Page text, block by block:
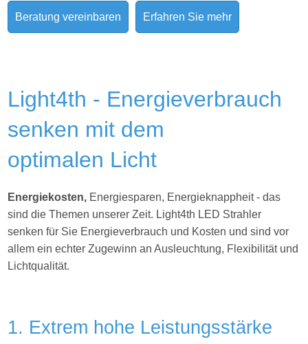
Beratung vereinbaren Erfahren Sie mehr
Light4th - Energieverbrauch
senken mit dem
optimalen Licht
Energiekosten, Energiesparen, Energieknappheit - das
sind die Themen unserer Zeit. Light4th LED Strahler
senken für Sie Energieverbrauch und Kosten und sind vor
allem ein echter Zugewinn an Ausleuchtung, Flexibilität und
Lichtqualität.
1. Extrem hohe Leistungsstärke